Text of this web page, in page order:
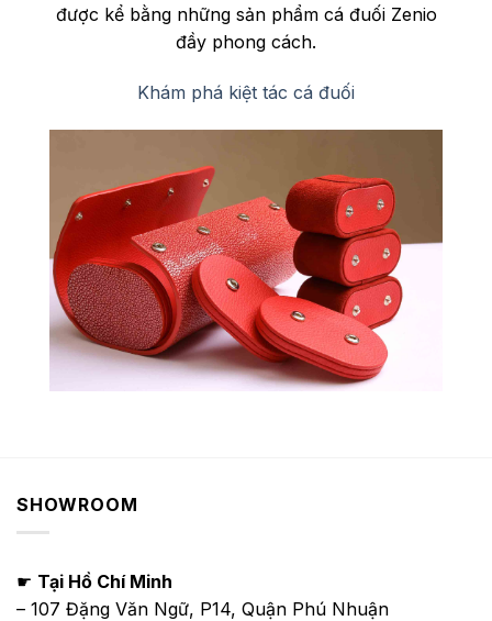
được kể bằng những sản phẩm cá đuối Zenio
đầy phong cách.
Khám phá kiệt tác cá đuối
SHOWROOM
☛ Tại Hồ Chí Minh
– 107 Đặng Văn Ngữ, P14, Quận Phú Nhuận